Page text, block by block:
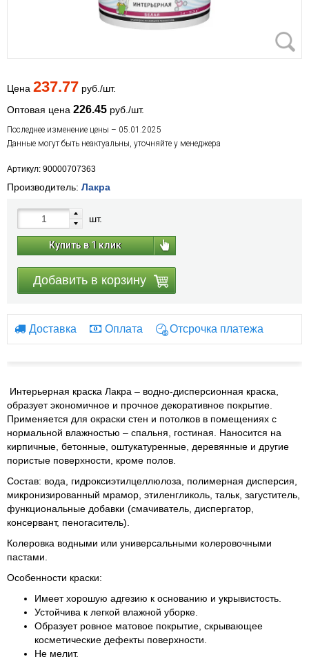
Цена 237.77 руб./шт.
Оптовая цена 226.45 руб./шт.
Последнее изменение цены – 05.01.2025
Данные могут быть неактуальны, уточняйте у менеджера
Артикул: 90000707363
Производитель: Лакра
шт.
Купить в 1 клик
Добавить в корзину
Доставка Оплата Отсрочка платежа
Интерьерная краска Лакра – водно-дисперсионная краска,
образует экономичное и прочное декоративное покрытие.
Применяется для окраски стен и потолков в помещениях с
нормальной влажностью – спальня, гостиная. Наносится на
кирпичные, бетонные, оштукатуренные, деревянные и другие
пористые поверхности, кроме полов.
Состав: вода, гидроксиэтилцеллюлоза, полимерная дисперсия,
микронизированный мрамор, этиленгликоль, тальк, загуститель,
функциональные добавки (смачиватель, диспергатор,
консервант, пеногаситель).
Колеровка водными или универсальными колеровочными
пастами.
Особенности краски:
Имеет хорошую адгезию к основанию и укрывистость.
Устойчива к легкой влажной уборке.
Образует ровное матовое покрытие, скрывающее
косметические дефекты поверхности.
Не мелит.